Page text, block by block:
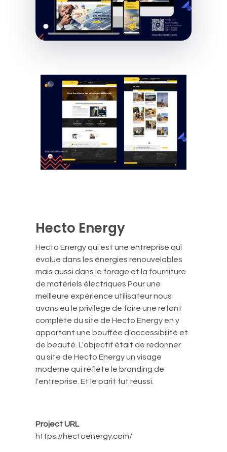
Hecto Energy
Hecto Energy qui est une entreprise qui
évolue dans les énergies renouvelables
mais aussi dans le forage et la fourniture
de matériels électriques Pour une
meilleure expérience utilisateur nous
avons eu le privilège de faire une refont
complète du site de Hecto Energy en y
apportant une bouffée d'accessibilité et
de beauté. L'objectif était de redonner
au site de Hecto Energy un visage
moderne qui réflète le branding de
l'entreprise. Et le parit fut réussi.
Project URL
https://hectoenergy.com/